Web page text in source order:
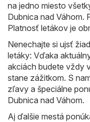
na jedno miesto
Dubnica nad Váhom.
Platnosť letákov je
Nenechajte si ujsť
letáky: Vďaka
akciách budete vždy
stane zážitkom. S
zľavy a špeciálne
Dubnica nad Váhom.
Aj ďalšie mestá